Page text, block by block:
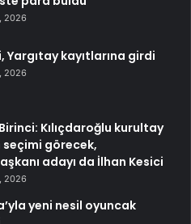
2026
Yargıtay kayıtlarına girdi
2026
Kılıçdaroğlu kurultay
görecek,
adayı da İlhan Kesici
2026
yeni nesil oyuncak